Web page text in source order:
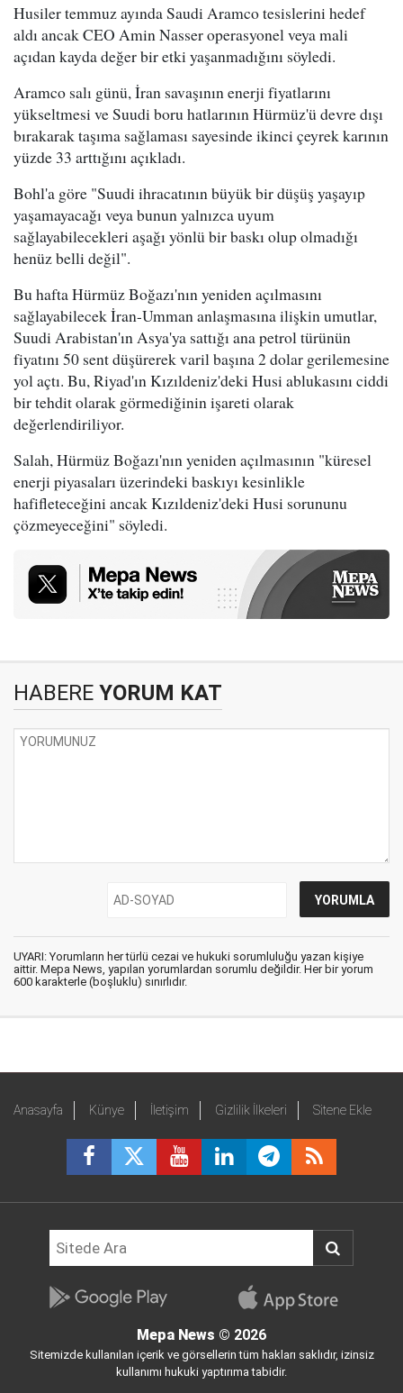
Husiler temmuz ayında Saudi Aramco tesislerini hedef
aldı ancak CEO Amin Nasser operasyonel veya mali
açıdan kayda değer bir etki yaşanmadığını söyledi.
Aramco salı günü, İran savaşının enerji fiyatlarını
yükseltmesi ve Suudi boru hatlarının Hürmüz'ü devre dışı
bırakarak taşıma sağlaması sayesinde ikinci çeyrek karının
yüzde 33 arttığını açıkladı.
Bohl'a göre "Suudi ihracatının büyük bir düşüş yaşayıp
yaşamayacağı veya bunun yalnızca uyum
sağlayabilecekleri aşağı yönlü bir baskı olup olmadığı
henüz belli değil".
Bu hafta Hürmüz Boğazı'nın yeniden açılmasını
sağlayabilecek İran-Umman anlaşmasına ilişkin umutlar,
Suudi Arabistan'ın Asya'ya sattığı ana petrol türünün
fiyatını 50 sent düşürerek varil başına 2 dolar gerilemesine
yol açtı. Bu, Riyad'ın Kızıldeniz'deki Husi ablukasını ciddi
bir tehdit olarak görmediğinin işareti olarak
değerlendiriliyor.
Salah, Hürmüz Boğazı'nın yeniden açılmasının "küresel
enerji piyasaları üzerindeki baskıyı kesinlikle
hafifleteceğini ancak Kızıldeniz'deki Husi sorununu
çözmeyeceğini" söyledi.
HABERE YORUM KAT
UYARI: Yorumların her türlü cezai ve hukuki sorumluluğu yazan kişiye
aittir. Mepa News, yapılan yorumlardan sorumlu değildir. Her bir yorum
600 karakterle (boşluklu) sınırlıdır.
Anasayfa Künye İletişim Gizlilik İlkeleri Sitene Ekle
Mepa News © 2026
Sitemizde kullanılan içerik ve görsellerin tüm hakları saklıdır, izinsiz
kullanımı hukuki yaptırıma tabidir.